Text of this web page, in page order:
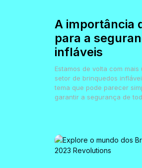
A importância
para a
infláveis
Estamos de volta com
setor de brinquedos
tema que pode parecer
garantir a segurança de